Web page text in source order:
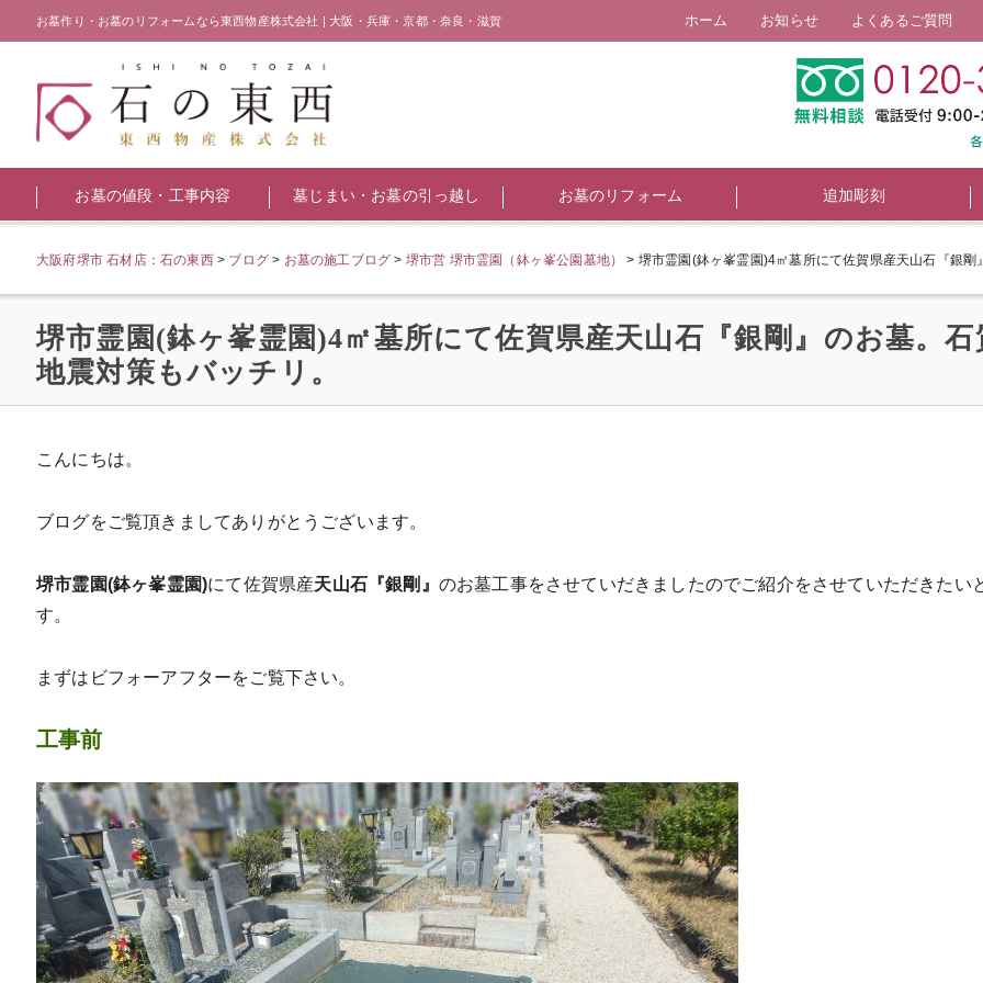
お墓作り・お墓のリフォームなら東西物産株式会社 | 大阪・兵庫・京都・奈良・滋賀 ホーム お知らせ よくあるご質問
お墓の値段・工事内容 墓じまい・お墓の引っ越し お墓のリフォーム 追加彫刻
大阪府堺市 石材店：石の東西> ブログ > お墓の施工ブログ > 堺市営 堺市霊園（鉢ヶ峯公園墓地） > 堺市霊園(鉢ヶ峯霊園)4㎡墓所にて佐賀県産天山石『銀
堺市霊園(鉢ヶ峯霊園)4㎡墓所にて佐賀県産天山石『銀剛』のお墓。
地震対策もバッチリ。
こんにちは。
ブログをご覧頂きましてありがとうございます。
堺市霊園(鉢ヶ峯霊園)にて佐賀県産天山石『銀剛』 のお墓工事をさせていだきましたのでご紹介をさせていただきたい
す。
まずはビフォーアフターをご覧下さい。
工事前